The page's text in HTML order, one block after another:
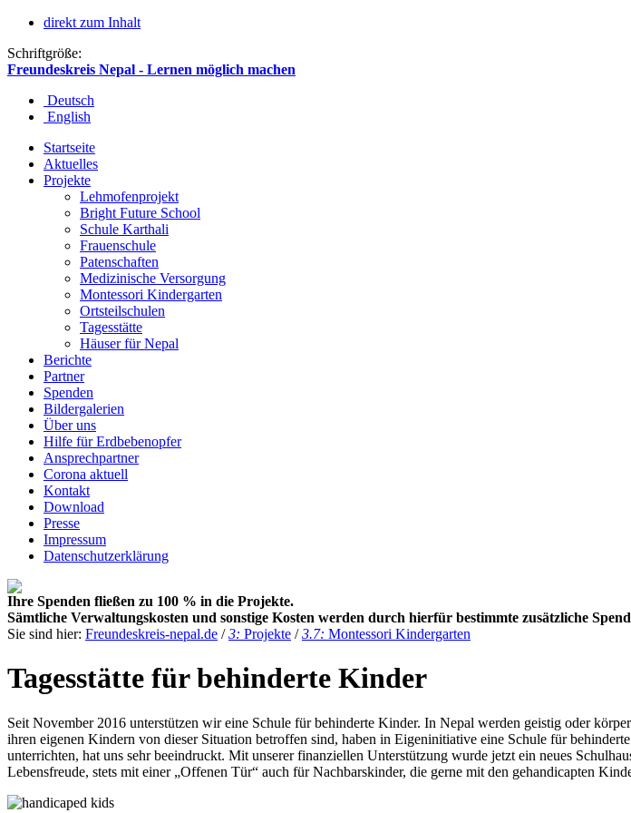
direkt zum Inhalt
Schriftgröße:
Freundeskreis Nepal - Lernen möglich machen
Deutsch
English
Startseite
Aktuelles
Projekte
Lehmofenprojekt
Bright Future School
Schule Karthali
Frauenschule
Patenschaften
Medizinische Versorgung
Montessori Kindergarten
Ortsteilschulen
Tagesstätte
Häuser für Nepal
Berichte
Partner
Spenden
Bildergalerien
Über uns
Hilfe für Erdbebenopfer
Ansprechpartner
Corona aktuell
Kontakt
Download
Presse
Impressum
Datenschutzerklärung
Ihre Spenden fließen zu 100 % in die Projekte.
Sämtliche Verwaltungskosten und sonstige Kosten werden durch hierfür bestimmte zusätzliche
Sie sind hier: Freundeskreis-nepal.de /3: Projekte /3.7: Montessori Kindergarten
Tagesstätte für behinderte Kinder
Seit November 2016 unterstützen wir eine Schule für behinderte Kinder. In Nepal werden geistig oder
ihren eigenen Kindern von dieser Situation betroffen sind, haben in Eigeninitiative eine Schule für
unterrichten, hat uns sehr beeindruckt. Mit unserer finanziellen Unterstützung wurde jetzt ein neues
Lebensfreude, stets mit einer „Offenen Tür“ auch für Nachbarskinder, die gerne mit den gehandicapten